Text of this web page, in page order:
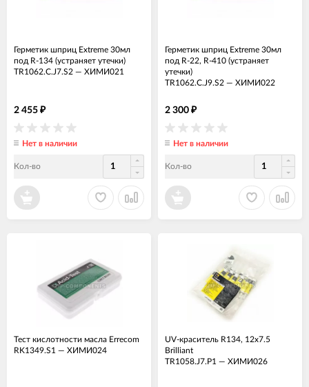
Герметик шприц Extreme 30мл
под R-134 (устраняет утечки)
TR1062.C.J7.S2 — ХИМИ021
2 455 ₽
Нет в наличии
Кол-во
Герметик шприц Extreme 30мл
под R-22, R-410 (устраняет
утечки)
TR1062.C.J9.S2 — ХИМИ022
2 300 ₽
Нет в наличии
Кол-во
Тест кислотности масла Errecom
RK1349.S1 — ХИМИ024
UV-краситель R134, 12x7.5
Brilliant
TR1058.J7.P1 — ХИМИ026